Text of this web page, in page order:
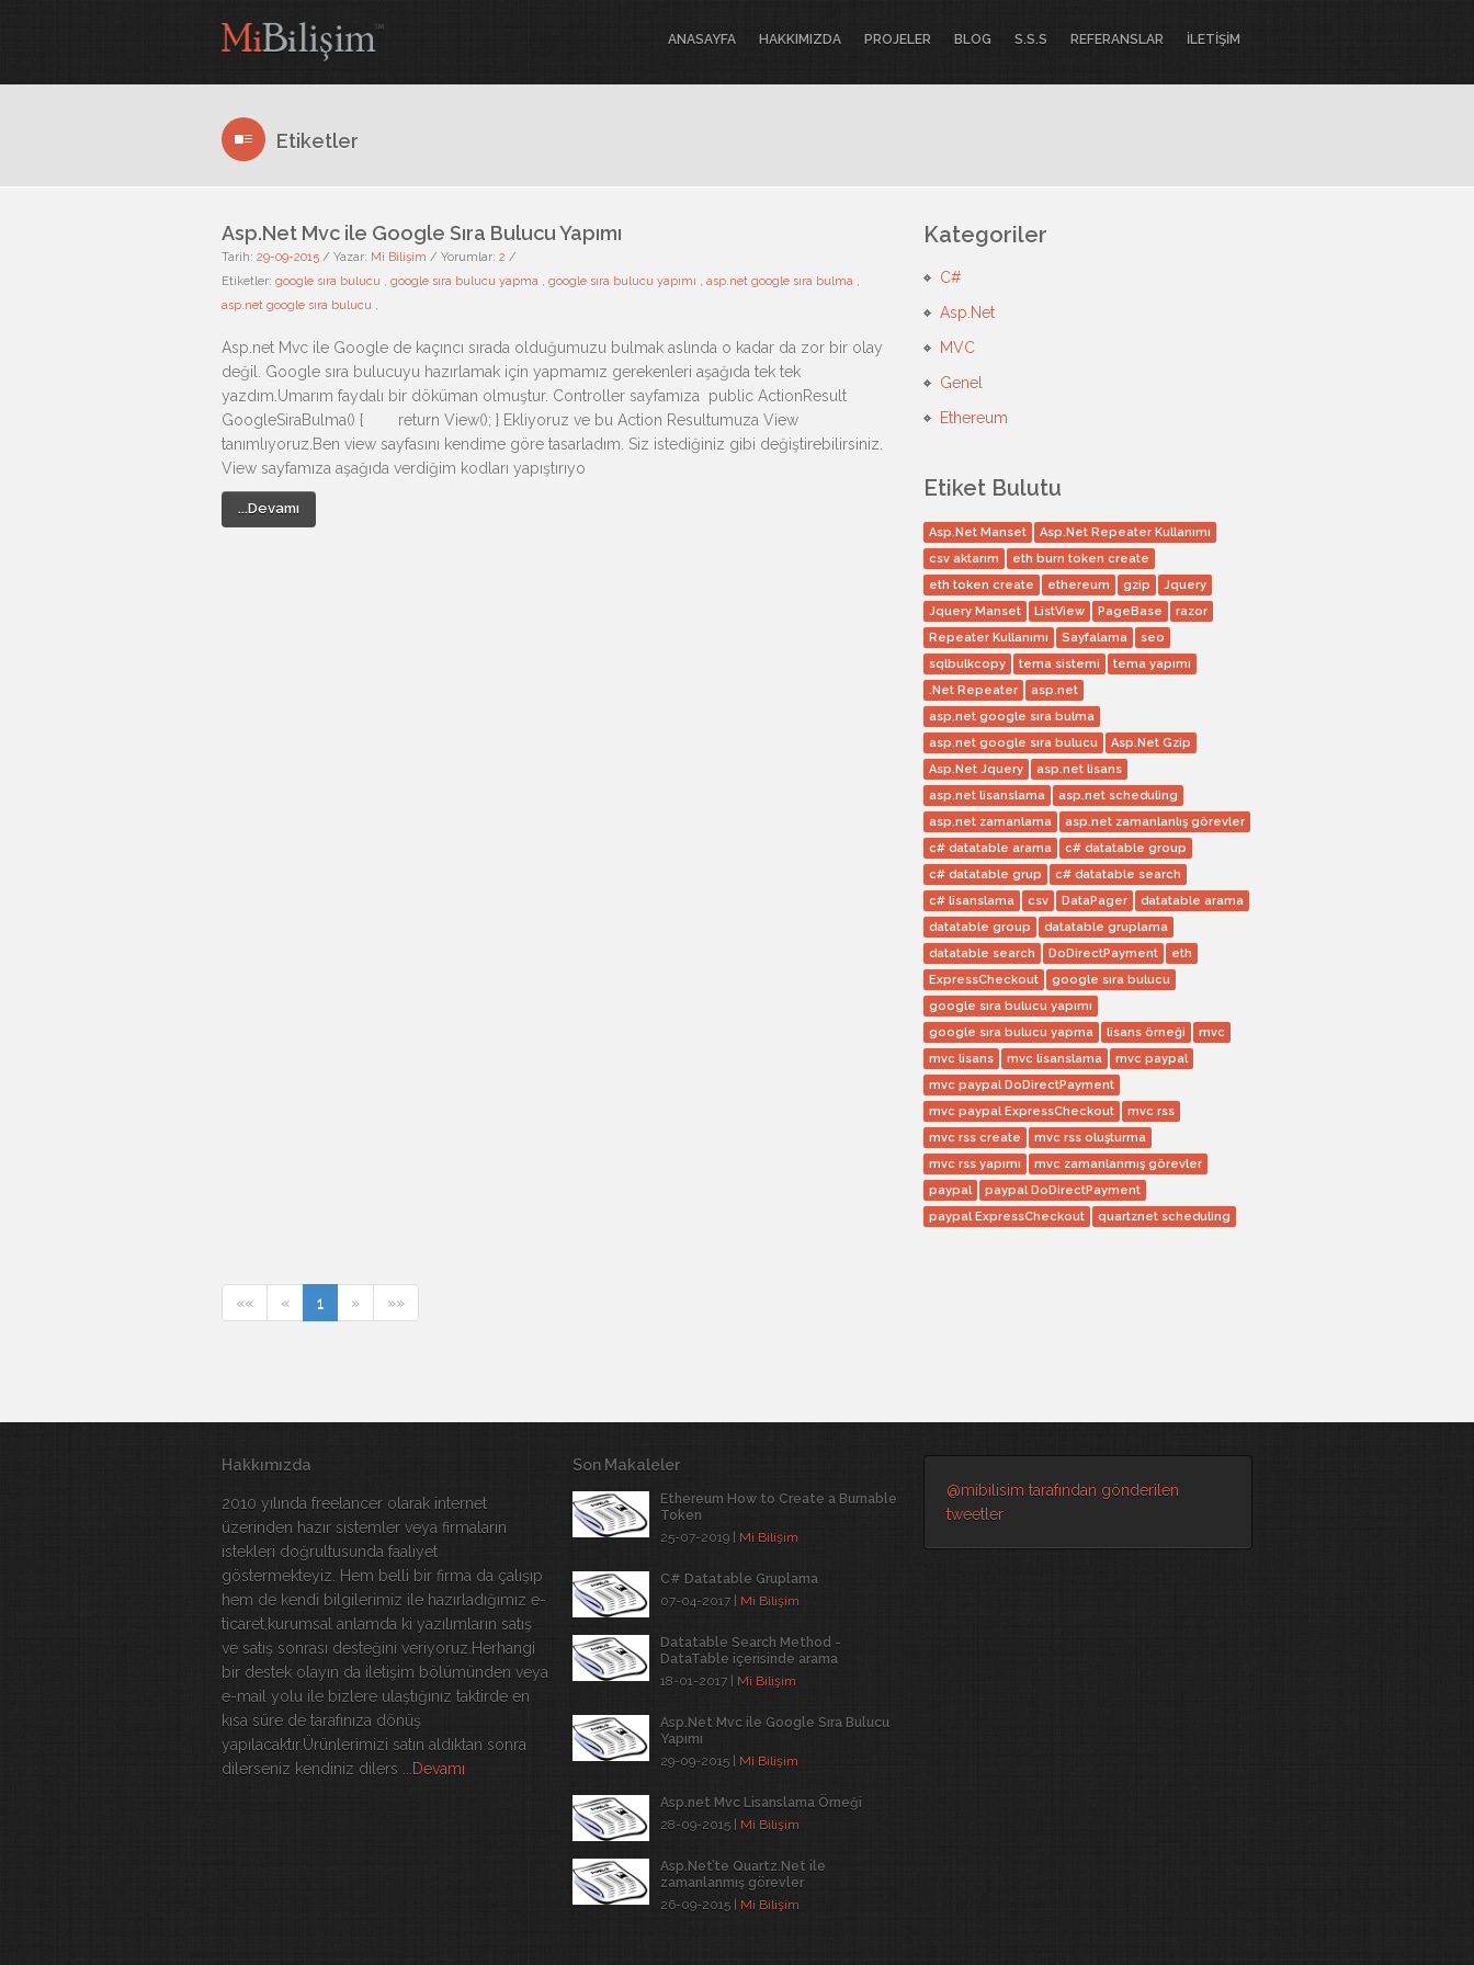
ANASAYFA HAKKIMIZDA PROJELER BLOG S.S.S REFERANSLAR İLETİŞİM
Etiketler
Asp.Net Mvc ile Google Sıra Bulucu Yapımı
Tarih: 29-09-2015 / Yazar: Mi Bilişim / Yorumlar: 2 /
Etiketler: google sıra bulucu google sıra bulucu yapma google sıra bulucu yapımı asp.net google sıra bulma
asp.net google sıra bulucu
Asp.net Mvc ile Google de kaçıncı sırada olduğumuzu bulmak aslında o kadar da zor bir olay
değil. Google sıra bulucuyu hazırlamak için yapmamız gerekenleri aşağıda tek tek
yazdım.Umarım faydalı bir döküman olmuştur. Controller sayfamıza public ActionResult
GoogleSiraBulma() { return View(); } Ekliyoruz ve bu Action Resultumuza View
tanımlıyoruz.Ben view sayfasını kendime göre tasarladım. Siz istediğiniz gibi değiştirebilirsiniz.
View sayfamıza aşağıda verdiğim kodları yapıştırıyo
...Devamı
Kategoriler
C#
Asp.Net
MVC
Genel
Ethereum
Etiket Bulutu
Asp.Net Manset
Asp.Net Repeater Kullanımı
csv aktarım
eth burn token create
eth token create
ethereum gzip
Jquery
Jquery Manset
ListView PageBase
razor
Repeater Kullanımı
Sayfalama
seo
sqlbulkcopy
tema sistemi
tema yapımı
.Net Repeater
asp.net
asp.net google sıra bulma
asp.net google sıra bulucu
Asp.Net Gzip
Asp.Net Jquery
asp.net lisans
asp.net lisanslama
asp.net scheduling
asp.net zamanlama
asp.net zamanlanlış görevler
c# datatable arama
c# datatable group
c# datatable grup
c# datatable search
c# lisanslama
csv DataPager
datatable arama
datatable group
datatable gruplama
datatable search
DoDirectPayment
eth
ExpressCheckout
google sıra bulucu
google sıra bulucu yapımı
google sıra bulucu yapma
lisans örneği
mvc
mvc lisans
mvc lisanslama
mvc paypal
mvc paypal DoDirectPayment
mvc paypal ExpressCheckout
mvc rss
mvc rss create
mvc rss oluşturma
mvc rss yapımı
mvc zamanlanmış görevler
paypal
paypal DoDirectPayment
paypal ExpressCheckout
quartznet scheduling
«« « 1 » »»
Hakkımızda
2010 yılında freelancer olarak internet
üzerinden hazır sistemler veya firmaların
istekleri doğrultusunda faaliyet
göstermekteyiz. Hem belli bir firma da çalışıp
hem de kendi bilgilerimiz ile hazırladığımız e-
ticaret,kurumsal anlamda ki yazılımların satış
ve satış sonrası desteğini veriyoruz.Herhangi
bir destek olayın da iletişim bölümünden veya
e-mail yolu ile bizlere ulaştığınız taktirde en
kısa süre de tarafınıza dönüş
yapılacaktır.Ürünlerimizi satın aldıktan sonra
dilerseniz kendiniz dilers
...Devamı
Son Makaleler
Ethereum How to Create a Burnable
Token
25-07-2019 | Mi Bilişim
C# Datatable Gruplama
07-04-2017 | Mi Bilişim
Datatable Search Method -
DataTable içerisinde arama
18-01-2017 | Mi Bilişim
Asp.Net Mvc ile Google Sıra Bulucu
Yapımı
29-09-2015 | Mi Bilişim
Asp.net Mvc Lisanslama Örneği
28-09-2015 | Mi Bilişim
Asp.Net’te Quartz.Net ile
zamanlanmış görevler
26-09-2015 | Mi Bilişim
@mibilisim tarafından gönderilen
tweetler